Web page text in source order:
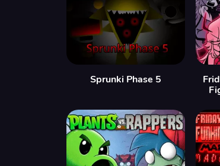
Sprunki Phase 5